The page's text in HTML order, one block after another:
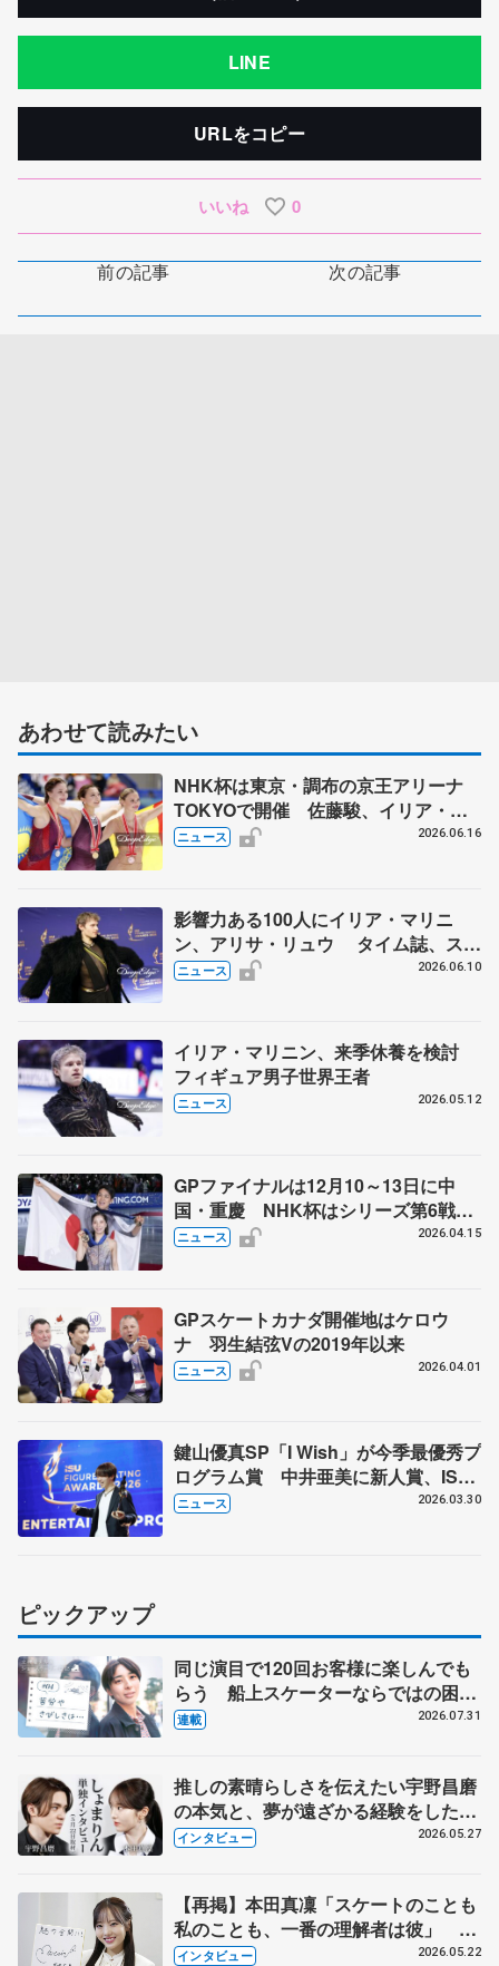
LINE
URLをコピー
いいね 0
前の記事 次の記事
あわせて読みたい
NHK杯は東京・調布の京王アリーナ
TOKYOで開催 佐藤駿、イリア・マ
リニンらが出場
ニュース 2026.06.16
影響力ある100人にイリア・マリニ
ン、アリサ・リュウ タイム誌、スポ
ーツ界で米大リーグの大谷翔平らも
ニュース 2026.06.10
イリア・マリニン、来季休養を検討
フィギュア男子世界王者
ニュース 2026.05.12
GPファイナルは12月10～13日に中
国・重慶 NHK杯はシリーズ第6戦、
11月27～29日に東京 2026～27年シ
ニュース 2026.04.15
GPスケートカナダ開催地はケロウ
ナ 羽生結弦Vの2019年以来
ニュース 2026.04.01
鍵山優真SP「I Wish」が今季最優秀プ
ログラム賞 中井亜美に新人賞、ISU
スケーティング・アワード
ニュース 2026.03.30
ピックアップ
同じ演目で120回お客様に楽しんでも
らう 船上スケーターならではの困難
とは 影響あったPIW前キャプテン松
連載 2026.07.31
推しの素晴らしさを伝えたい宇野昌磨
の本気と、夢が遠ざかる経験をした本
田真凜の覚悟
インタビュー 2026.05.27
【再掲】本田真凜「スケートのことも
私のことも、一番の理解者は彼」 引
退時の単独インタビューで語った競技
インタビュー 2026.05.22